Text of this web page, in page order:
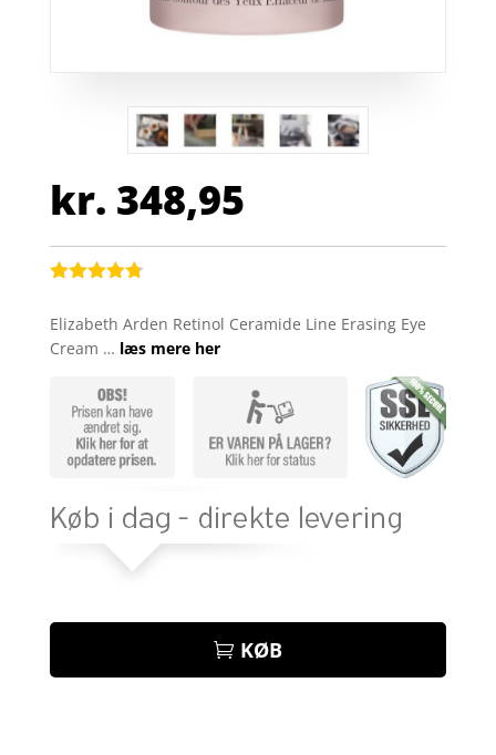
kr. 348,95
ud af 5
baseret på
Elizabeth Arden Retinol Ceramide Line Erasing Eye
Cream … læs mere her
KØB